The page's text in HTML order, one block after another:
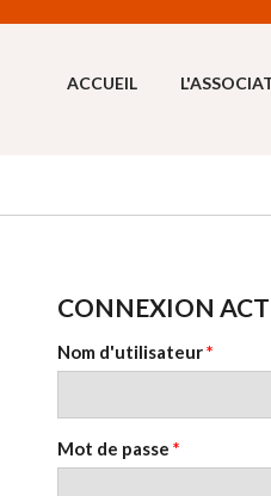
ACCUEIL
CONNEXION
Nom d'utilisateur*
Mot de passe *